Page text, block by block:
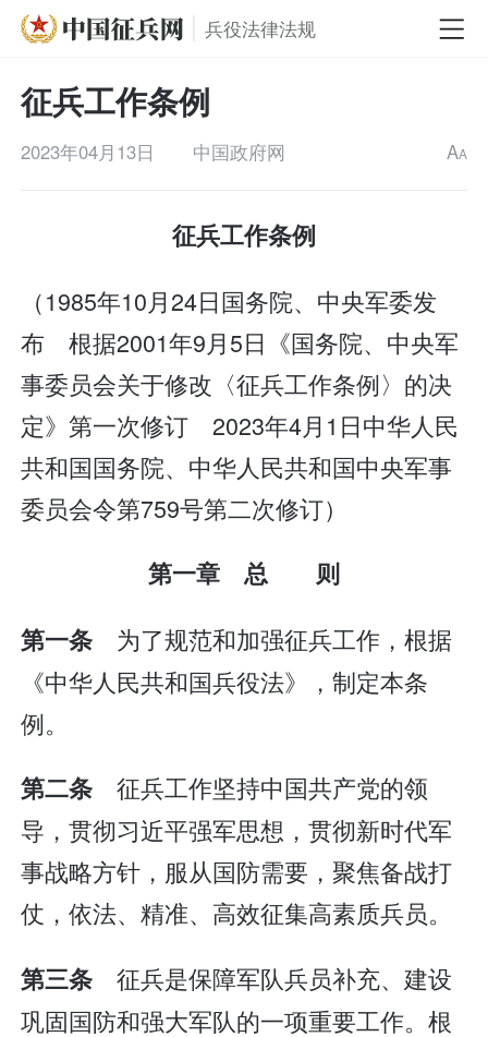
兵役法律法规
征兵工作条例
2023年04月13日 中国政府网 AA
征兵工作条例
（1985年10月24日国务院、中央军委发
布 根据2001年9月5日《国务院、中央军
事委员会关于修改〈征兵工作条例〉的决
定》第一次修订 2023年4月1日中华人民
共和国国务院、中华人民共和国中央军事
委员会令第759号第二次修订）
第一章 总 则
第一条 为了规范和加强征兵工作，根据
《中华人民共和国兵役法》，制定本条
例。
第二条 征兵工作坚持中国共产党的领
导，贯彻习近平强军思想，贯彻新时代军
事战略方针，服从国防需要，聚焦备战打
仗，依法、精准、高效征集高素质兵员。
第三条 征兵是保障军队兵员补充、建设
巩固国防和强大军队的一项重要工作。根